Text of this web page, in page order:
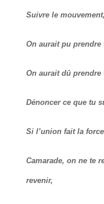
Suivre le
On aurait pu prendre
On aurait dû prendre
Dénoncer ce que tu
Si l’union fait la
Camarade, on ne te
revenir,